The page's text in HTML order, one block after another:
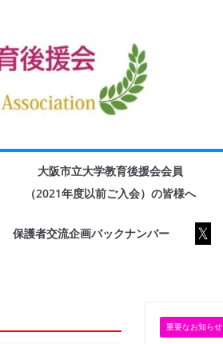
大阪市立大学教育後援会会員
（2021年度以前ご入会）の皆様へ
保護者交流企画バックナンバー
重要なお知らせ